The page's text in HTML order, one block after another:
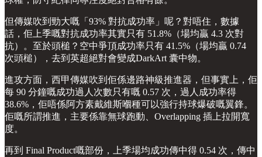
但傳媒吹到勁大嘅「93% 對抗成功率」呢？對唔住，數據
話，佢上季嘅對抗成功率其實只有 51.8%（場均贏 4.3 次對
抗）。至於頭槌？空中爭頂成功率只有 41.5%（場均贏 0.74
次頭槌），去到英超絕對會變成DarkArt 囊中物。
進攻方面，西甲傳媒吹到佢係邊路神級推進器，但事實上，佢
每 90 分鐘嘅成功過人次數只有嘅 0.57 次，過人成功率得
38.6%，佢唔係阿方素戴維斯嗰種可以強行持球爆破嘅翼鋒。
佢嘅所謂推進，主要係靠無球跑動、Overlapping 插上拉開寬
度。
再到 Final Product嘅部份，上季場均成功傳中得 0.54 次，傳中